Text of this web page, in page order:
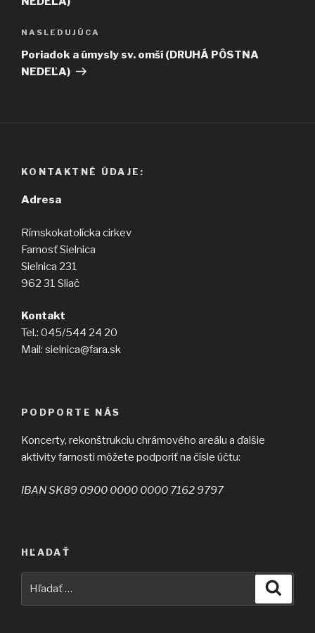
Ďalší
článok
NASLEDUJÚCA
Poriadok a úmysly sv. omší (DRUHÁ PÔSTNA
NEDEĽA)
KONTAKTNÉ ÚDAJE:
Adresa
Rímskokatolícka cirkev
Farnosť Sielnica
Sielnica 231
962 31 Sliač
Kontakt
Tel.: 045/544 24 20
Mail: sielnica@fara.sk
PODPORTE NÁS
Koncerty, rekonštrukciu chrámového areálu a ďalšie
aktivity farnosti môžete podporiť na čísle účtu:
IBAN SK89 0900 0000 0000 7162 9797
HĽADAŤ